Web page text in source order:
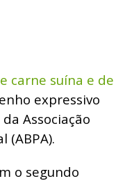
carne suína e de
expressivo
Associação
(ABPA).
o segundo